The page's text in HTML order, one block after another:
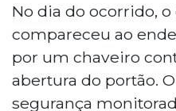
No dia do ocorrido,
compareceu ao
por um chaveiro
abertura do portão.
segurança